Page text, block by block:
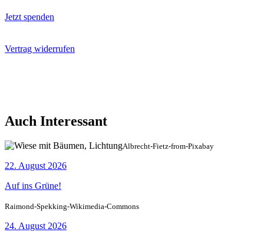
Jetzt spenden
Vertrag widerrufen
Auch Interessant
Albrecht-Fietz-from-Pixabay
22. August 2026
Auf ins Grüne!
Raimond-Spekking-Wikimedia-Commons
24. August 2026